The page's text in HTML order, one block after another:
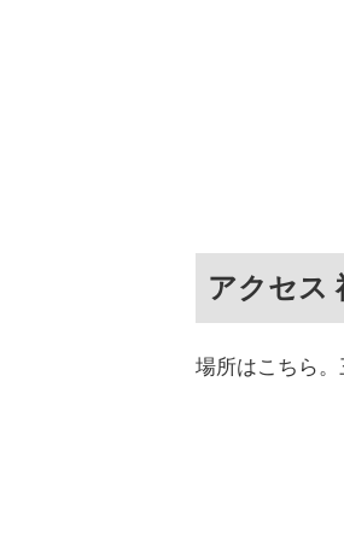
アクセス
場所はこちら。